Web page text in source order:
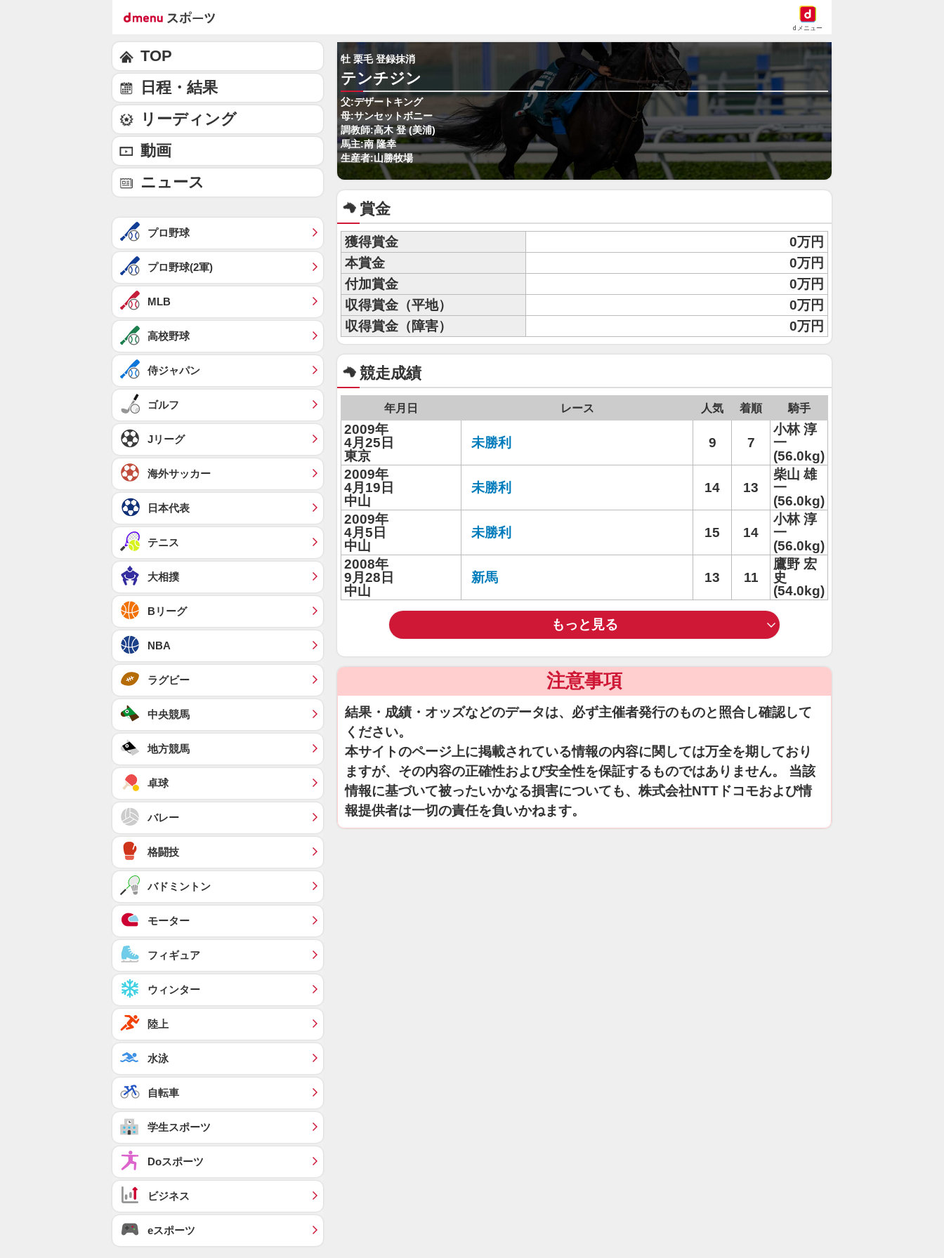
dメニュー
牡 栗毛 登録抹消
テンチジン
父:デザートキング
母:サンセットボニー
調教師:高木 登 (美浦)
馬主:南 隆幸
生産者:山勝牧場
賞金
獲得賞金
0万円
本賞金
0万円
付加賞金
0万円
収得賞金（平地）
0万円
収得賞金（障害）
0万円
競走成績
年月日 レース 人気 着順 騎手
2009年
4月25日
東京
未勝利 9 7
小林 淳
一
(56.0kg)
2009年
4月19日
中山
未勝利 14 13
柴山 雄
一
(56.0kg)
2009年
4月5日
中山
未勝利 15 14
小林 淳
一
(56.0kg)
2008年
9月28日
中山
新馬 13 11
鷹野 宏
史
(54.0kg)
もっと見る
注意事項
結果・成績・オッズなどのデータは、必ず主催者発行のものと照合し確認して
ください。
本サイトのページ上に掲載されている情報の内容に関しては万全を期しており
ますが、その内容の正確性および安全性を保証するものではありません。 当該
情報に基づいて被ったいかなる損害についても、株式会社NTTドコモおよび情
報提供者は一切の責任を負いかねます。
TOP
日程・結果
リーディング
動画
ニュース
プロ野球
プロ野球(2軍)
MLB
高校野球
侍ジャパン
ゴルフ
Jリーグ
海外サッカー
日本代表
テニス
大相撲
Bリーグ
NBA
ラグビー
中央競馬
地方競馬
卓球
バレー
格闘技
バドミントン
モーター
フィギュア
ウィンター
陸上
水泳
自転車
学生スポーツ
Doスポーツ
ビジネス
eスポーツ